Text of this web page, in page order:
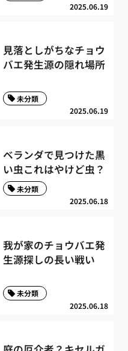
2025.06.19
見落としがちなチョウ
バエ発生源の隠れ場所
2025.06.19
未分類
ベランダで見つけた黒
い虫これはやけど虫？
2025.06.18
未分類
我が家のチョウバエ発
生源探しの長い戦い
2025.06.18
未分類